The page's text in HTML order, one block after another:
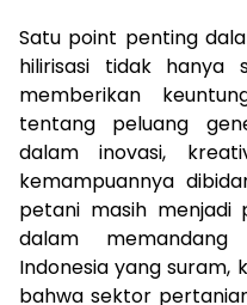
Satu point penting
hilirisasi tidak hanya
memberikan
tentang peluang
dalam inovasi,
kemampuannya
petani masih menjadi
dalam
Indonesia yang suram,
bahwa sektor